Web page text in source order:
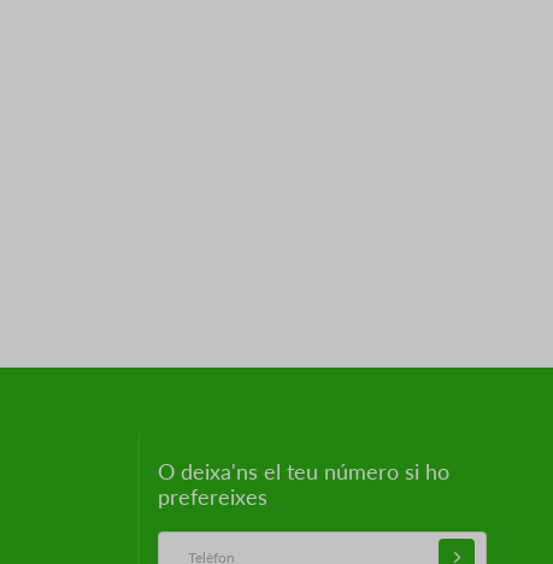
O deixa'ns el teu número si ho
prefereixes